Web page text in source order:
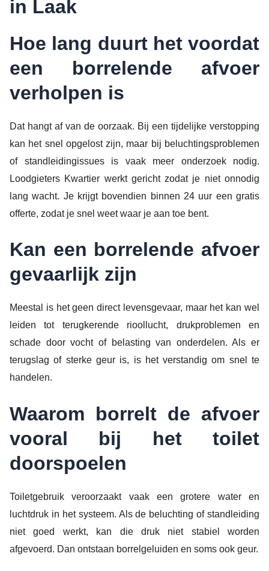
in Laak
Hoe lang duurt het voordat
een borrelende afvoer
verholpen is
Dat hangt af van de oorzaak. Bij een tijdelijke verstopping
kan het snel opgelost zijn, maar bij beluchtingsproblemen
of standleidingissues is vaak meer onderzoek nodig.
Loodgieters Kwartier werkt gericht zodat je niet onnodig
lang wacht. Je krijgt bovendien binnen 24 uur een gratis
offerte, zodat je snel weet waar je aan toe bent.
Kan een borrelende afvoer
gevaarlijk zijn
Meestal is het geen direct levensgevaar, maar het kan wel
leiden tot terugkerende rioollucht, drukproblemen en
schade door vocht of belasting van onderdelen. Als er
terugslag of sterke geur is, is het verstandig om snel te
handelen.
Waarom borrelt de afvoer
vooral bij het toilet
doorspoelen
Toiletgebruik veroorzaakt vaak een grotere water en
luchtdruk in het systeem. Als de beluchting of standleiding
niet goed werkt, kan die druk niet stabiel worden
afgevoerd. Dan ontstaan borrelgeluiden en soms ook geur.